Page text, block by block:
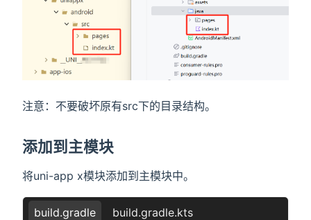
注意：不要破坏原有src下的目录结构。
添加到主模块
将uni-app x模块添加到主模块中。
build.gradle build.gradle.kts